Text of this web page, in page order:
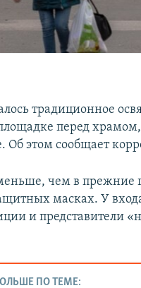
традиционное
перед
Об этом сообщает
чем в прежние
масках. У
и представители
ПО ТЕМЕ: